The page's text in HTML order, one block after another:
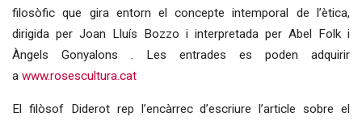
filosòfic que gira entorn el concepte intemporal de l’ètica,
dirigida per Joan Lluís Bozzo i interpretada per Abel Folk i
Àngels Gonyalons . Les entrades es poden adquirir
awww.rosescultura.cat
El filòsof Diderot rep l’encàrrec d’escriure l’article sobre el